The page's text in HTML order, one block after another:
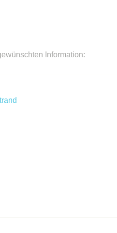
Information: